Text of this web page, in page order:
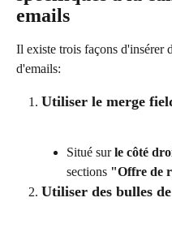
emails
Il existe trois façons d'insérer
d'emails:
Utiliser le merge
Situé sur le côté
sections "Offre de
Utiliser des bulles